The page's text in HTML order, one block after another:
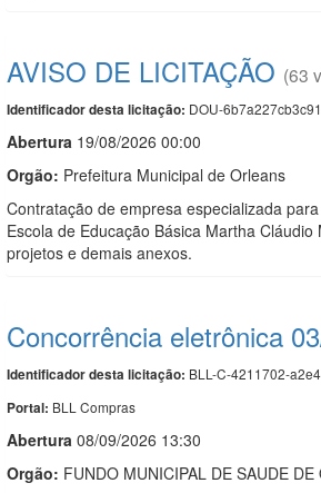
AVISO DE LICITAÇÃO (63
Identificador desta licitação: DOU-
Abertura 19/08/2026 00:00
Orgão: Prefeitura Municipal de Orleans
Contratação de empresa especializada
Escola de Educação Básica Martha
projetos e demais anexos.
Concorrência eletrônica
Identificador desta licitação: BLL-C-4211702-
Portal: BLL Compras
Abertura 08/09/2026 13:30
Orgão: FUNDO MUNICIPAL DE SAUDE DE